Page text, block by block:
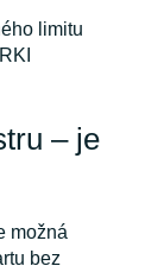
limitu
– je
možná
bez